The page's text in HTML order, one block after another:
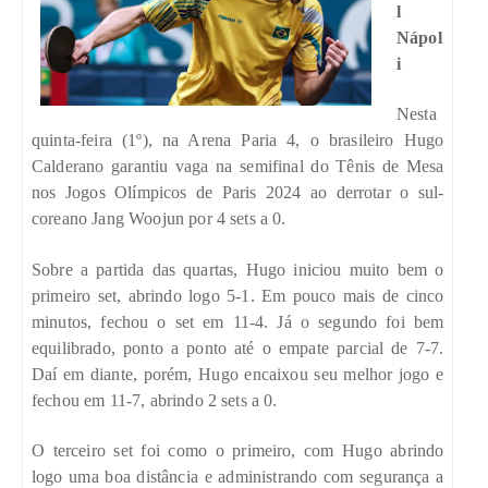
l
Nápol
i
Nesta
quinta-feira (1º), na Arena Paria 4, o brasileiro Hugo
Calderano garantiu vaga na semifinal do Tênis de Mesa
nos Jogos Olímpicos de Paris 2024 ao derrotar o sul-
coreano Jang Woojun por 4 sets a 0.
Sobre a partida das quartas, Hugo iniciou muito bem o
primeiro set, abrindo logo 5-1. Em pouco mais de cinco
minutos, fechou o set em 11-4. Já o segundo foi bem
equilibrado, ponto a ponto até o empate parcial de 7-7.
Daí em diante, porém, Hugo encaixou seu melhor jogo e
fechou em 11-7, abrindo 2 sets a 0.
O terceiro set foi como o primeiro, com Hugo abrindo
logo uma boa distância e administrando com segurança a